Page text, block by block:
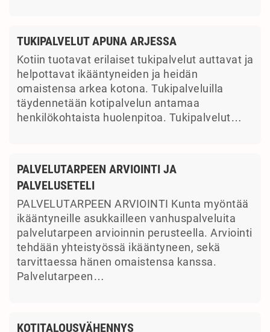
TUKIPALVELUT APUNA ARJESSA
Kotiin tuotavat erilaiset tukipalvelut auttavat ja
helpottavat ikääntyneiden ja heidän
omaistensa arkea kotona. Tukipalveluilla
täydennetään kotipalvelun antamaa
henkilökohtaista huolenpitoa. Tukipalvelut…
PALVELUTARPEEN ARVIOINTI JA
PALVELUSETELI
PALVELUTARPEEN ARVIOINTI Kunta myöntää
ikääntyneille asukkailleen vanhuspalveluita
palvelutarpeen arvioinnin perusteella. Arviointi
tehdään yhteistyössä ikääntyneen, sekä
tarvittaessa hänen omaistensa kanssa.
Palvelutarpeen…
KOTITALOUSVÄHENNYS